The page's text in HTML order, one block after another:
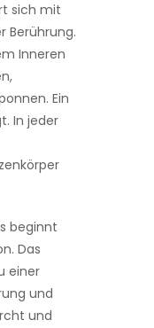
sich mit
Berührung.
Inneren
Ein
In jeder
beginnt
Das
einer
und
und